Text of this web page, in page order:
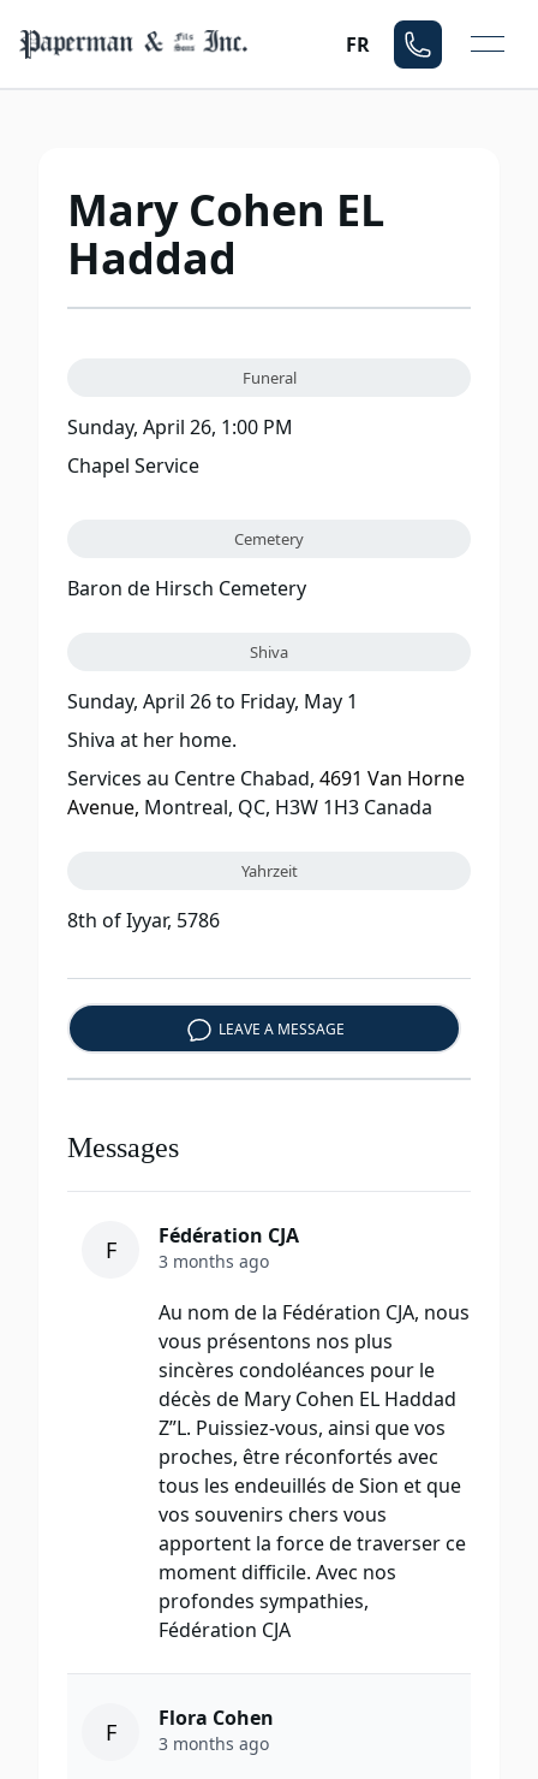
FR
Mary Cohen EL
Haddad
Funeral
Sunday, April 26, 1:00 PM
Chapel Service
Cemetery
Baron de Hirsch Cemetery
Shiva
Sunday, April 26to Friday, May 1
Shiva at her home.
Services au Centre Chabad, 4691 Van Horne
Avenue, Montreal, QC, H3W 1H3 Canada
Yahrzeit
8th of Iyyar, 5786
LEAVE A MESSAGE
Messages
F Fédération CJA
3 months ago
Au nom de la Fédération CJA, nous
vous présentons nos plus
sincères condoléances pour le
décès de Mary Cohen EL Haddad
Z”L. Puissiez-vous, ainsi que vos
proches, être réconfortés avec
tous les endeuillés de Sion et que
vos souvenirs chers vous
apportent la force de traverser ce
moment difficile. Avec nos
profondes sympathies,
Fédération CJA
F Flora Cohen
3 months ago